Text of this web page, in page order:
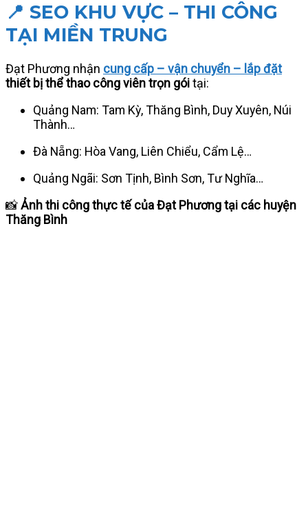
📍 SEO KHU VỰC – THI CÔNG
TẠI MIỀN TRUNG
Đạt Phương nhận cung cấp – vận chuyển – lắp đặt
thiết bị thể thao công viên trọn góitại:
Quảng Nam: Tam Kỳ, Thăng Bình, Duy Xuyên, Núi
Thành…
Đà Nẵng: Hòa Vang, Liên Chiểu, Cẩm Lệ…
Quảng Ngãi: Sơn Tịnh, Bình Sơn, Tư Nghĩa…
📸Ảnh thi công thực tế của Đạt Phương tại các huyện
Thăng Bình